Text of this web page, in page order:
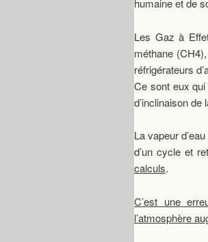
humaine et de
Les Gaz à
méthane
réfrigérateurs
Ce sont eux
d’inclinaison de
La vapeur
d’un cycle et
calculs.
C’est une
l’atmosphère